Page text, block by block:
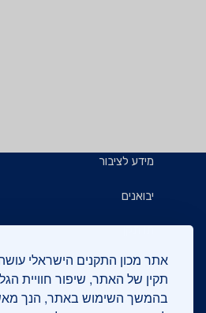
תקין של האתר, שיפור חוויית
בהמשך השימוש באתר, הנך
מידע לציבור
יבואנים
תו תקן
תו ירוק
יצואנים